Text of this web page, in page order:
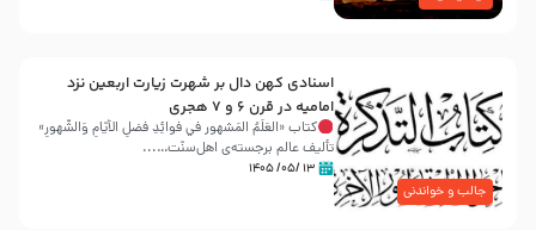
جالب و خواندنی
اسنادی کهن دال بر شهرت زیارت اربعین نزد
امامیه در قرن ۶ و ۷ هجری
کتاب «العَلَمُ المَشهور في فَوائِدِ فَضلِ الأيّامِ وَالشُّهورِ»
تألیف عالم برجسته‌ی اهل‌سنّت…...
۱۳ /۰۵/ ۱۴۰۵